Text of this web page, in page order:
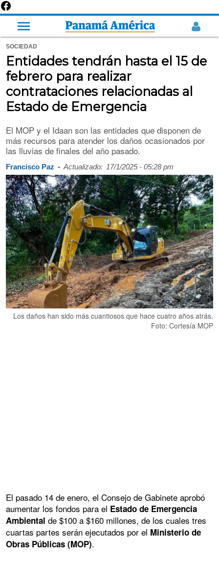
SOCIEDAD
Entidades tendrán hasta el 15 de
febrero para realizar
contrataciones relacionadas al
Estado de Emergencia
El MOP y el Idaan son las entidades que disponen de
más recursos para atender los daños ocasionados por
las lluvias de finales del año pasado.
Francisco Paz - Actualizado: 17/1/2025 - 05:28 pm
Los daños han sido más cuantiosos que hace cuatro años atrás.
Foto: Cortesía MOP
El pasado 14 de enero, el Consejo de Gabinete aprobó
aumentar los fondos para el Estado de Emergencia
Ambiental de $100 a $160 millones, de los cuales tres
cuartas partes serán ejecutados por el Ministerio de
Obras Públicas (MOP).